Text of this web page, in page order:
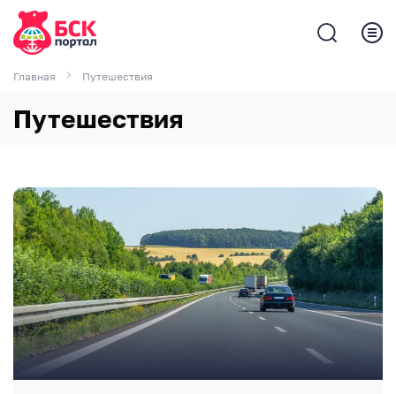
Главная Путешествия
Путешествия